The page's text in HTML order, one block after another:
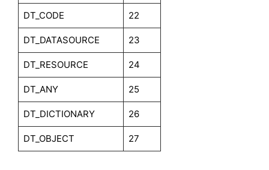
DT_CODE 22
DT_DATASOURCE 23
DT_RESOURCE 24
DT_ANY 25
DT_DICTIONARY 26
DT_OBJECT 27